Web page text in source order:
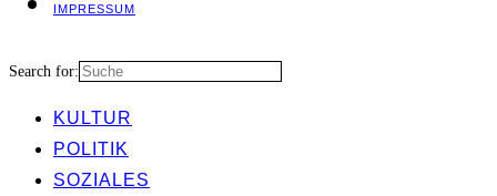
IMPRES­SUM
Search for:
KUL­TUR
POLI­TIK
SOZIA­LES